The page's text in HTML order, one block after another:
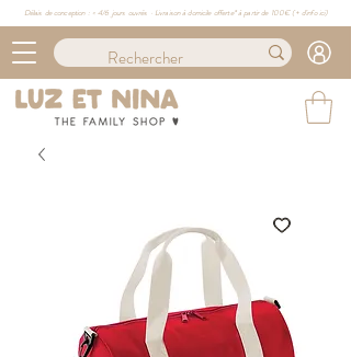
Délais de conception : ≈ 4/6 jours ouvrés · Livraison à domicile offerte* à partir de 100€ (+ d'info ici)